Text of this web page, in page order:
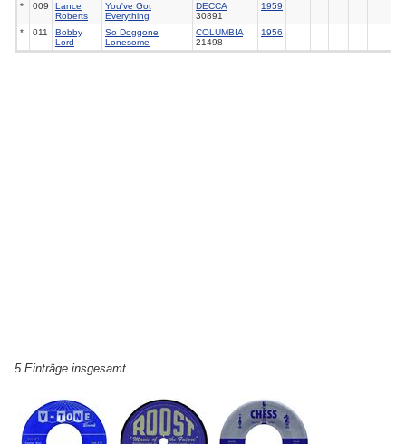
* 009
Lance
Roberts
You've Got
Everything
DECCA
30891
1959
* 011
Bobby
Lord
So Doggone
Lonesome
COLUMBIA
21498
1956
5 Einträge insgesamt